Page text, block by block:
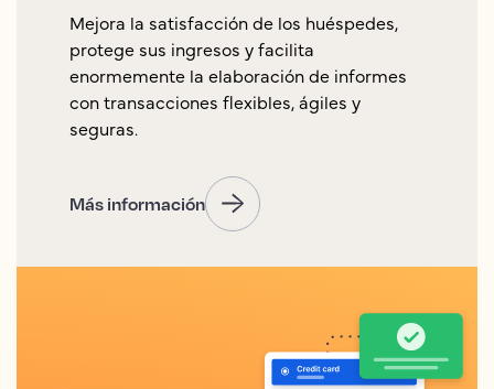
Mejora la satisfacción de los huéspedes,
protege sus ingresos y facilita
enormemente la elaboración de informes
con transacciones flexibles, ágiles y
seguras.
Más información